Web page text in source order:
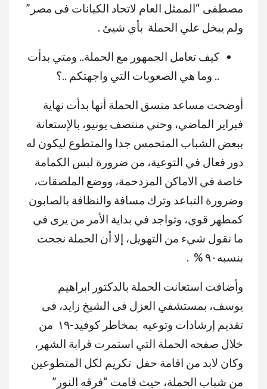
مصطفى “الممثل العام لاتحاد الكيانات فى مصر”
ولم يبخل علي الحملة بأي شيئ .
كيف تعامل الجمهور مع الحملة.. ومتي بدأت
.. وما هي الصعوبات التي واجهتكم ..؟
أوضحت مساعد منسق الحملة أنها بدأت نهاية
فبراير الماضي، وحتي منتصف يونيو، بالإستعانة
ببعض الشباب المتحمس جدا والمتطوع ليكون له
دور فعال في التوعية، من ضرورة لبس الكمامة
خاصة في الاماكن المزدحمة، ووضع الملصقات،
وضرورة التباعد وترك مسافة والنظافة بالصابون
كمطهر قوي، وتواجد في بداية الأمر من يرى في
ما نقول شيء من التهويل، إلا أن الحملة نجحت
بنسبه٩٠ % .
وأضافت استعانت الحملة بالدكتور ابراهيم
يوسف، بمستشفي العزل فى الشيخ زايد، فى
تقديم إرشادات وتوعيه بمخاطر كوفيد-١٩ من
خلال صفحه الحملة التي استمرت قرابة الشهر،
وكان لابد من اقامة حفل تكريم لكل المتطوعين
من شباب الحملة، حيث قامت “فرقه النور”